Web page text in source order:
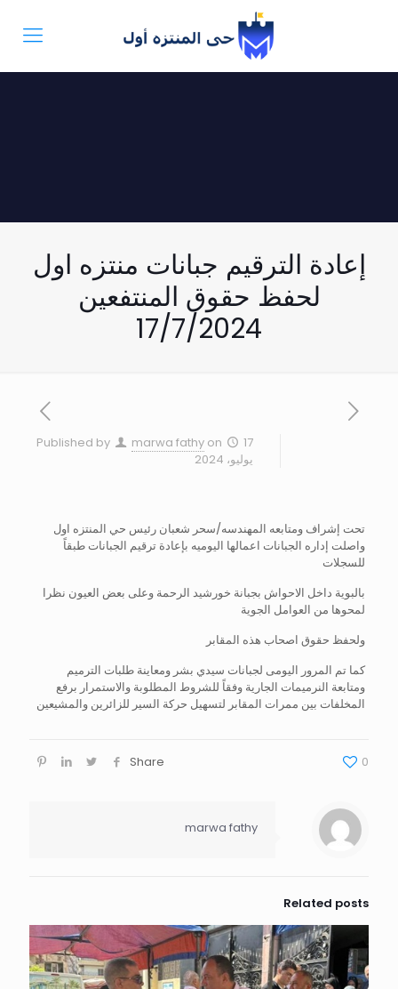
إعادة الترقيم جبانات منتزه اول
لحفظ حقوق المنتفعين
17/7/2024
Published by marwa fathy on
17
يوليو، 2024
تحت إشراف ومتابعه المهندسه/سحر شعبان رئيس حي المنتزه اول
واصلت إداره الجبانات اعمالها اليوميه بإعادة ترقيم الجبانات طبقاً
للسجلات
بالبوية داخل الاحواش بجبانة خورشيد الرحمة وعلى بعض العيون نظرا
لمحوها من العوامل الجوية
ولحفظ حقوق اصحاب هذه المقابر
كما تم المرور اليومى لجبانات سيدي بشر ومعاينة طلبات الترميم
ومتابعة النرميمات الجارية وفقاً للشروط المطلوبة والاستمرار برفع
المخلفات بين ممرات المقابر لتسهيل حركة السير للزائرين والمشيعين
Share 0
marwa fathy
Related posts